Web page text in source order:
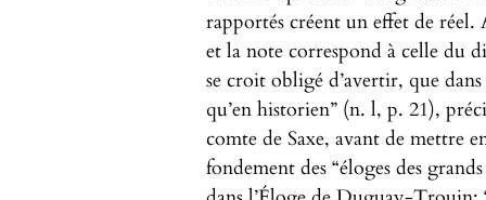
rapportés créent un effet de
et la note correspond à celle du
se croit obligé d’avertir, que
qu’en historien” (n. l, p. 21),
comte de Saxe, avant de mettre
fondement des “éloges des